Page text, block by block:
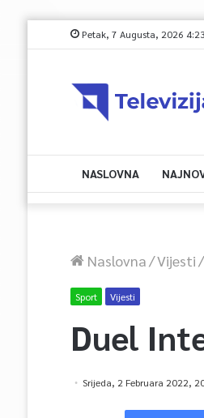
Petak, 7 Augusta, 2026 4:23
NASLOVNA
Naslovna/Vijesti/
Sport Vijesti
Duel
Srijeda, 2 Februara 2022,